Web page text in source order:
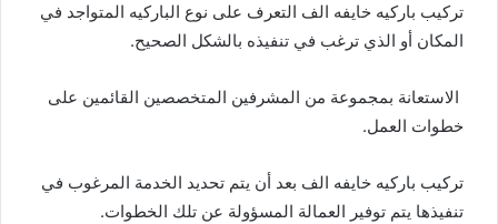
تركيب باركيه خايفه الف التعرف على نوع الباركيه المتواجد في
المكان أو الذي ترغب في تنفيذه بالشكل الصحيح.
الاستعانة بمجموعة من المشرفين المتخصصين القائمين على
خطوات العمل.
تركيب باركيه خايفه الف بعد أن يتم تحديد الخدمة المرغوب في
تنفيذها يتم توفير العمالة المسؤولة عن تلك الخطوات.